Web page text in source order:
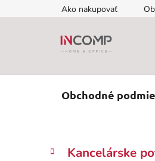
na
Ako nakupovať
Obchodné
BPreskočiť
kategórie
K
Kancelárske